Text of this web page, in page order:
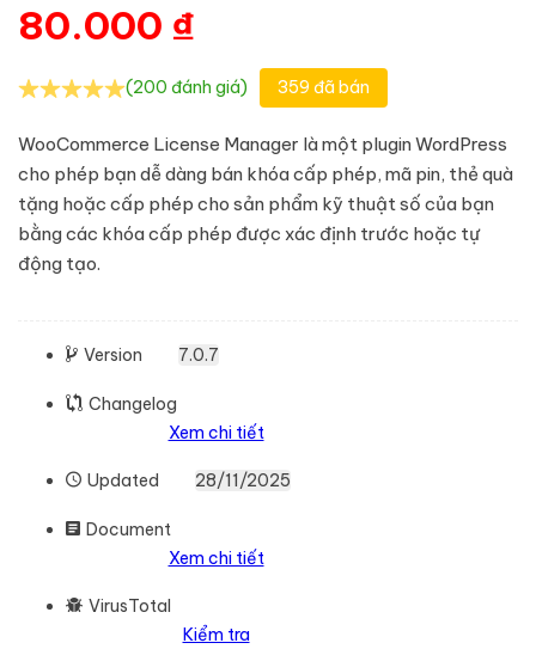
80.000 ₫
(200 đánh giá) 359 đã bán
WooCommerce License Manager là một plugin WordPress
cho phép bạn dễ dàng bán khóa cấp phép, mã pin, thẻ quà
tặng hoặc cấp phép cho sản phẩm kỹ thuật số của bạn
bằng các khóa cấp phép được xác định trước hoặc tự
động tạo.
Version 7.0.7
Changelog
Xem chi tiết
Updated 28/11/2025
Document
Xem chi tiết
VirusTotal
Kiểm tra